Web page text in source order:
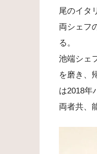
尾のイタ
両シェフ
る。
池端シェ
を磨き、
は2018年
両者共、